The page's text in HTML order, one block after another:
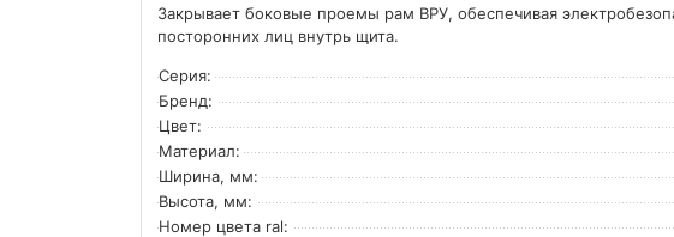
Закрывает боковые проемы рам ВРУ, обеспечивая
посторонних лиц внутрь щита.
Серия:
Бренд:
Цвет:
Материал:
Ширина, мм:
Высота, мм:
Номер цвета ral: